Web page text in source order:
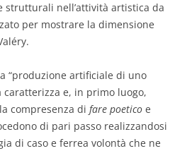
strutturali nell’attività artistica da
per mostrare la dimensione
“produzione artificiale di uno
caratterizza e, in primo luogo,
compresenza di fare poetico e
di pari passo realizzandosi
di caso e ferrea volontà che ne